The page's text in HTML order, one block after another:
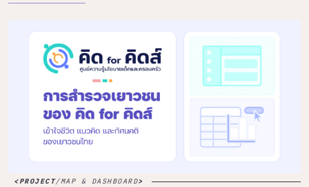
PROJECT/MAP & DASHBOARD